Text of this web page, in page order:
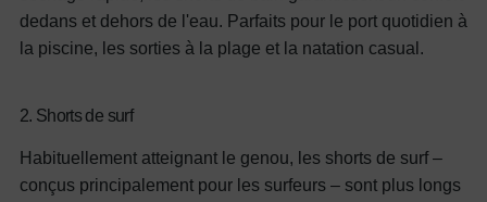
dedans et dehors de l'eau. Parfaits pour le port quotidien à
la piscine, les sorties à la plage et la natation casual.
2. Shorts de surf
Habituellement atteignant le genou, les shorts de surf –
conçus principalement pour les surfeurs – sont plus longs